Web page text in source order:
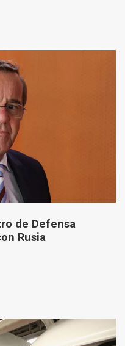
de Defensa
Rusia